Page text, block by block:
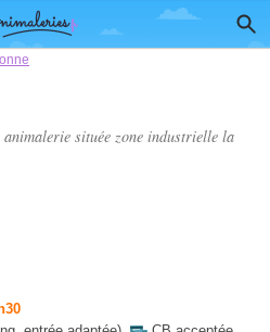
située zone industrielle la